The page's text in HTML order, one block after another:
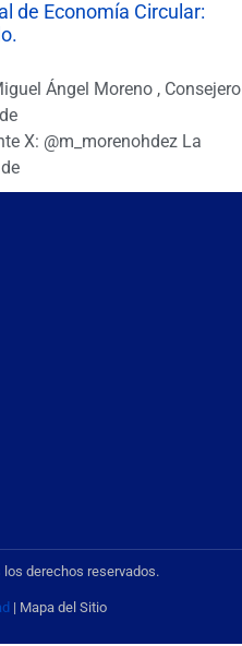
de Economía Circular:
Ángel Moreno , Consejero
X: @m_morenohdez La
los derechos reservados.
| Mapa del Sitio